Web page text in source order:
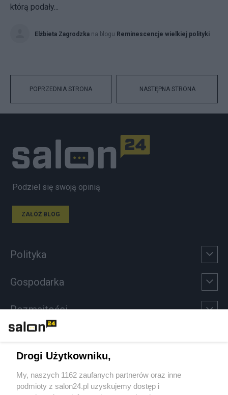
którą podały...
Elżbieta Zagrodzka na blogu Reminescencje wielkiej polityki
POPRZEDNIA STRONA NASTĘPNA STRONA
Podziel się swoją opinią
ZAŁÓŻ BLOG
Polityka
Gospodarka
Rozmaitości
Sport
Społeczeństwo
Drogi Użytkowniku,
My, naszych 1162 zaufanych partnerów oraz inne
podmioty z salon24.pl uzyskujemy dostęp i